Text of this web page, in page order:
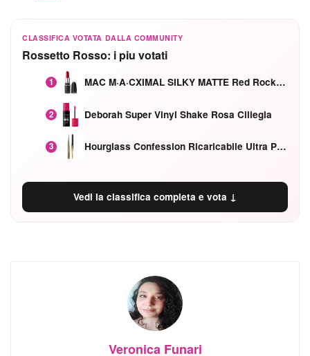
CLASSIFICA VOTATA DALLA COMMUNITY
Rossetto Rosso: i piu votati
1 MAC M·A·CXIMAL SILKY MATTE Red Rock mat
2 Deborah Super Vinyl Shake Rosa Ciliegia
3 Hourglass Confession Ricaricabile Ultra Preciso Ad Alta Intensità Secretly Classic Red
Vedi la classifica completa e vota ↓
Veronica Funari